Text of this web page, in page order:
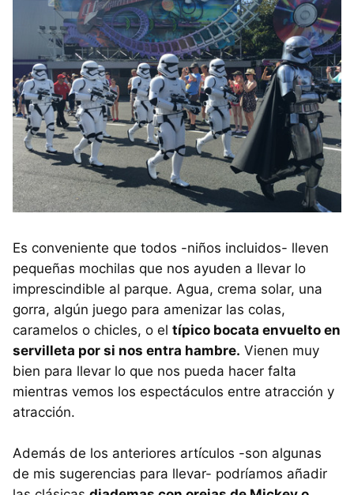
Es conveniente que todos -niños incluidos- lleven
pequeñas mochilas que nos ayuden a llevar lo
imprescindible al parque. Agua, crema solar, una
gorra, algún juego para amenizar las colas,
caramelos o chicles, o el típico bocata envuelto en
servilleta por si nos entra hambre. Vienen muy
bien para llevar lo que nos pueda hacer falta
mientras vemos los espectáculos entre atracción y
atracción.
Además de los anteriores artículos -son algunas
de mis sugerencias para llevar- podríamos añadir